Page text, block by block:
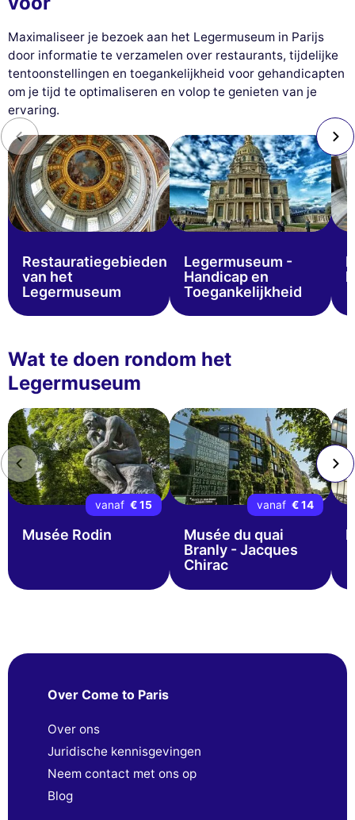
Maximaliseer je bezoek aan het Legermuseum in Parijs
door informatie te verzamelen over restaurants, tijdelijke
tentoonstellingen en toegankelijkheid voor gehandicapten
om je tijd te optimaliseren en volop te genieten van je
ervaring.
Restauratiegebieden
van het
Legermuseum
Legermuseum -
Handicap en
Toegankelijkheid
Wat te doen rondom het
Legermuseum
vanaf € 15
Musée Rodin
vanaf € 14
Musée du quai
Branly - Jacques
Chirac
Over Come to Paris
Over ons
Juridische kennisgevingen
Neem contact met ons op
Blog